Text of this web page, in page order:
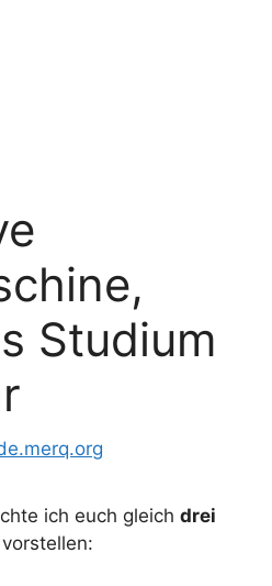
Studium
ich euch gleich drei
vorstellen: